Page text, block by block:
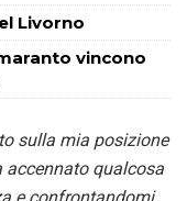
Livorno
vincono
sulla mia posizione
qualcosa